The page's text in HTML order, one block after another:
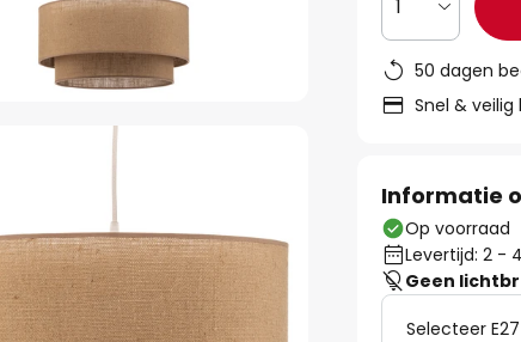
1
50 dagen
Snel &
Informatie
Op voorraad
Levertijd: 2 -
Geen
Selecteer